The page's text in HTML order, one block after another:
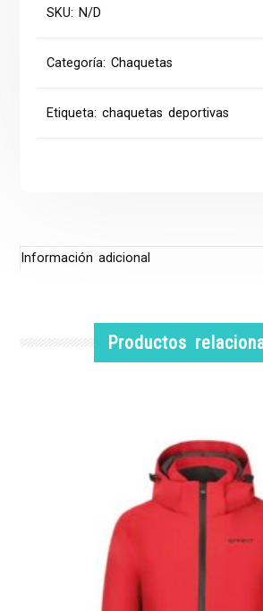
SKU: N/D
Categoría:Chaquetas
Etiqueta:chaquetas deportivas
Información adicional
Productos